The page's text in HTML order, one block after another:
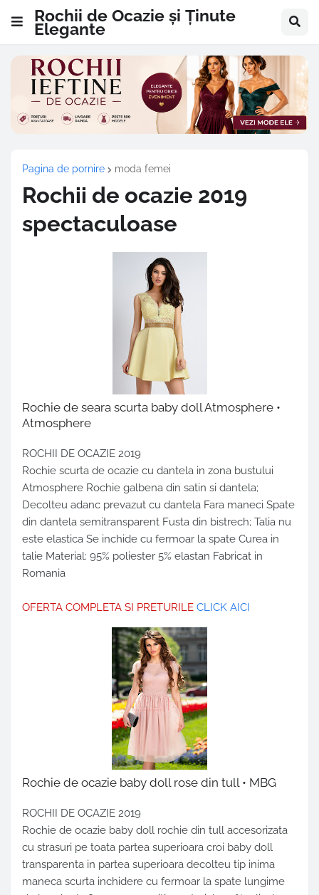
Rochii de Ocazie și Ținute
Elegante
Pagina de pornire moda femei
Rochii de ocazie 2019
spectaculoase
Rochie de seara scurta baby doll Atmosphere •
Atmosphere
ROCHII DE OCAZIE 2019
Rochie scurta de ocazie cu dantela in zona bustului
Atmosphere Rochie galbena din satin si dantela;
Decolteu adanc prevazut cu dantela Fara maneci Spate
din dantela semitransparent Fusta din bistrech; Talia nu
este elastica Se inchide cu fermoar la spate Curea in
talie Material: 95% poliester 5% elastan Fabricat in
Romania
OFERTA COMPLETA SI PRETURILE CLICK AICI
Rochie de ocazie baby doll rose din tull • MBG
ROCHII DE OCAZIE 2019
Rochie de ocazie baby doll rochie din tull accesorizata
cu strasuri pe toata partea superioara croi baby doll
transparenta in partea superioara decolteu tip inima
maneca scurta inchidere cu fermoar la spate lungime